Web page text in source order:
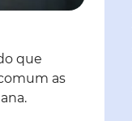
que
as